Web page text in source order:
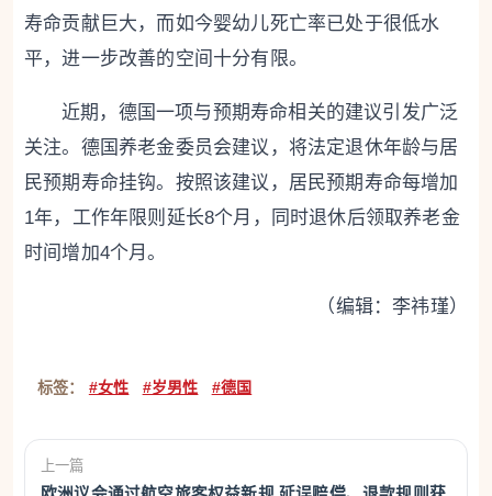
寿命贡献巨大，而如今婴幼儿死亡率已处于很低水
平，进一步改善的空间十分有限。
近期，德国一项与预期寿命相关的建议引发广泛
关注。德国养老金委员会建议，将法定退休年龄与居
民预期寿命挂钩。按照该建议，居民预期寿命每增加
1年，工作年限则延长8个月，同时退休后领取养老金
时间增加4个月。
（编辑：李祎瑾）
标签： #女性 #岁男性 #德国
上一篇